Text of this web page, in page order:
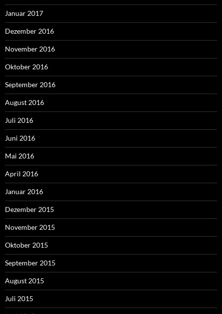
Januar 2017
Dezember 2016
November 2016
Oktober 2016
September 2016
August 2016
Juli 2016
Juni 2016
Mai 2016
April 2016
Januar 2016
Dezember 2015
November 2015
Oktober 2015
September 2015
August 2015
Juli 2015